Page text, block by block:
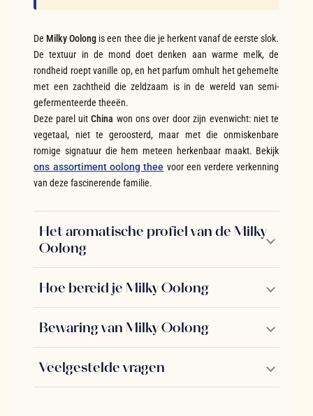
De Milky Oolong is een thee die je herkent vanaf de eerste slok.
De textuur in de mond doet denken aan warme melk, de
rondheid roept vanille op, en het parfum omhult het gehemelte
met een zachtheid die zeldzaam is in de wereld van semi-
gefermenteerde theeën.
Deze parel uitChina won ons over door zijn evenwicht: niet te
vegetaal, niet te geroosterd, maar met die onmiskenbare
romige signatuur die hem meteen herkenbaar maakt. Bekijk
ons assortiment oolong thee voor een verdere verkenning
van deze fascinerende familie.
Het aromatische profiel van de Milky
Oolong
Hoe bereid je Milky Oolong
Bewaring van Milky Oolong
Veelgestelde vragen